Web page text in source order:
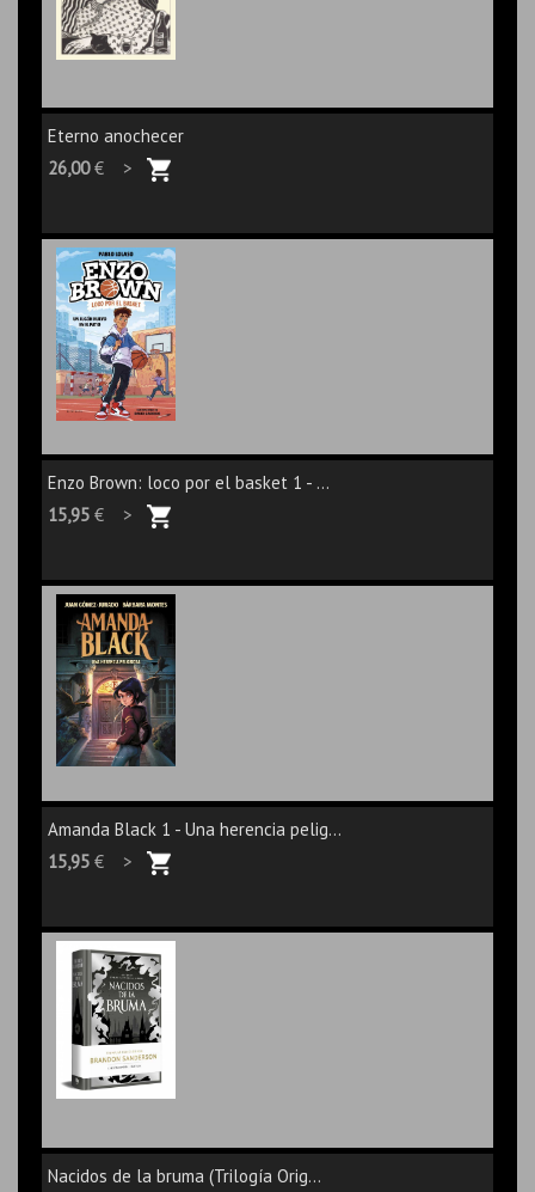
Eterno anochecer
26,00€ >
Enzo Brown: loco por el basket 1 - ...
15,95 € >
Amanda Black 1 - Una herencia pelig...
15,95 € >
Nacidos de la bruma (Trilogía Orig...